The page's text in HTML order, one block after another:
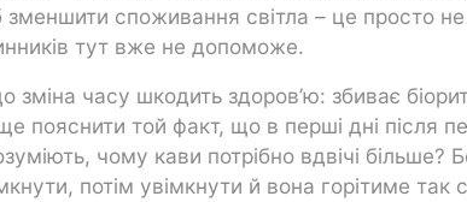
зменшити споживання світла – це просто
тут вже не допоможе.
зміна часу шкодить здоров’ю: збиває
пояснити той факт, що в перші дні після
чому кави потрібно вдвічі
потім увімкнути й вона горітиме так